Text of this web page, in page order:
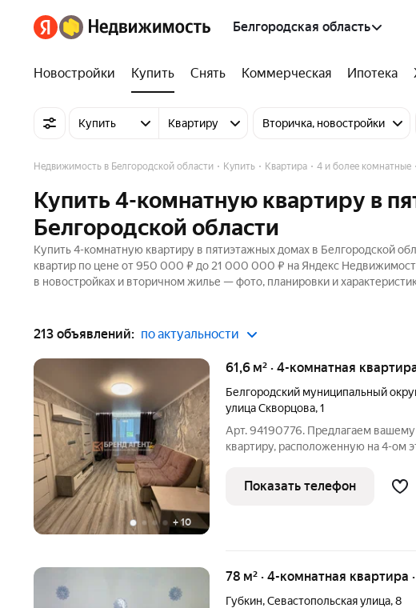
Белгородская область
Новостройки Купить Снять Коммерческая Ипотека
Купить Квартиру Вторичка, новостройки
Недвижимость в Белгородской области Купить Квартира 4 и более комнатные
Купить 4-комнатную квартиру в
Белгородской области
Купить 4-комнатную квартиру в пятиэтажных домах в Белгородской
квартир по цене от 950 000 ₽ до 21 000 000 ₽ на Яндекс
в новостройках и вторичном жилье — фото, планировки и
213 объявлений: по актуальности
+10
61,6 м² · 4-комнатная
Белгородский муниципальный
улица Скворцова,1
Арт. 94190776. Предлагаем
квартиру, расположенную на 4-ом
стены, заменена электрика , трубы
Заменены окна ,
Показать телефон
78 м² · 4-комнатная квартира
Губкин,Севастопольская улица,8